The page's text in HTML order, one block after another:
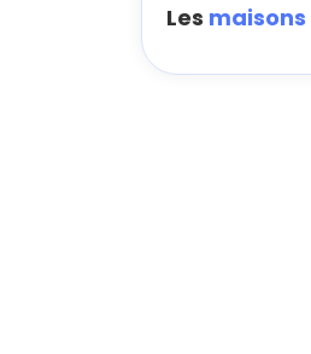
Les maisons